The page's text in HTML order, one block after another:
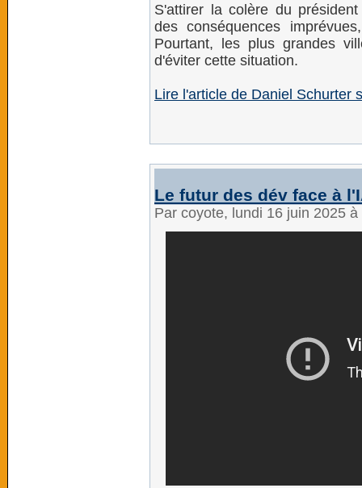
S'attirer la colère du
des conséquences
Pourtant, les plus grandes
d'éviter cette situation.
Lire l'article de Daniel Schurter
Le futur des dév face à
Par coyote, lundi 16 juin 2025